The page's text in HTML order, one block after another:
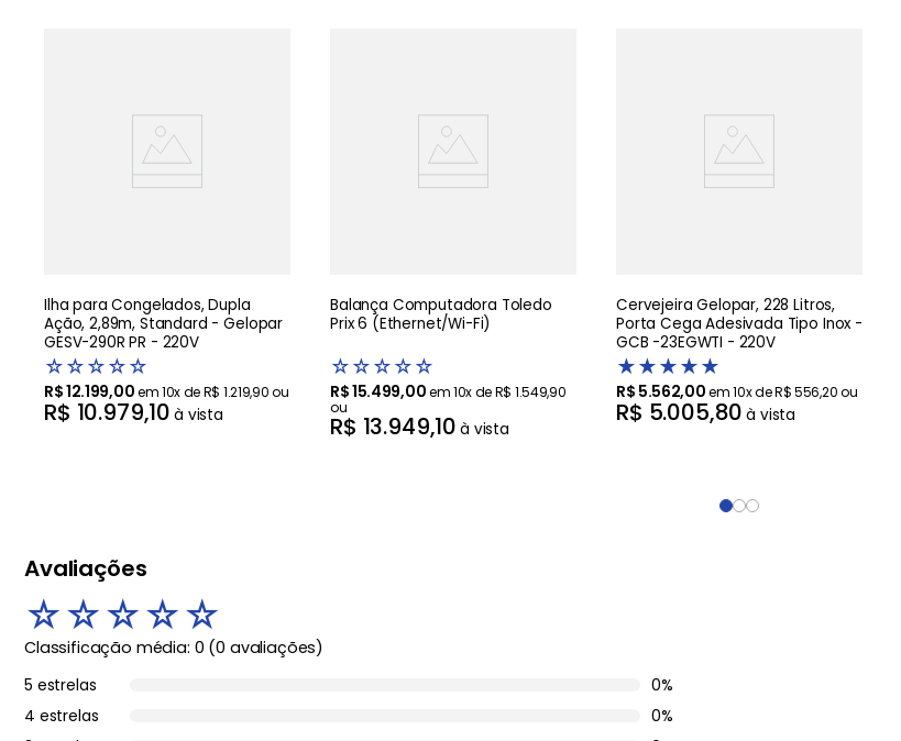
Ilha para Congelados, Dupla
Ação, 2,89m, Standard - Gelopar
GESV-290R PR - 220V
☆☆☆☆☆
R$12.199,00em10x deR$ 1.219,90ou
R$ 10.979,10 à vista
Balança Computadora Toledo
Prix 6 (Ethernet/Wi-Fi)
☆☆☆☆☆
R$15.499,00em10x deR$ 1.549,90
ou
R$ 13.949,10 à vista
Cervejeira Gelopar, 228 Litros,
Porta Cega Adesivada Tipo Inox -
GCB -23EGWTI - 220V
★★★★★
R$ 5.562,00em10x deR$556,20ou
R$ 5.005,80 à vista
Avaliações
☆☆☆☆☆
Classificação média: 0 (0 avaliações)
5 estrelas
0%
4 estrelas
0%